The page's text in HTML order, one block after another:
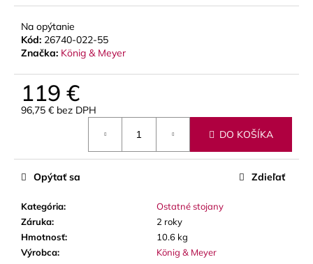
z
hviezdičiek.
Na opýtanie
Kód: 26740-022-55
Značka: König & Meyer
119 €
96,75 € bez DPH
DO KOŠÍKA
Kategória:
Ostatné stojany
Záruka:
2 roky
Hmotnosť:
10.6 kg
Výrobca: König & Meyer
Opýtať sa Zdieľať
O
d
p
ú
m
e